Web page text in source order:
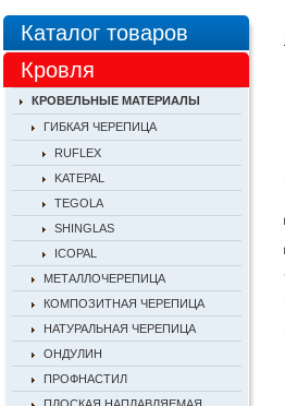
Каталог товаров
Кровля
КРОВЕЛЬНЫЕ МАТЕРИАЛЫ
ГИБКАЯ ЧЕРЕПИЦА
RUFLEX
KATEPAL
TEGOLA
SHINGLAS
ICOPAL
МЕТАЛЛОЧЕРЕПИЦА
КОМПОЗИТНАЯ ЧЕРЕПИЦА
НАТУРАЛЬНАЯ ЧЕРЕПИЦА
ОНДУЛИН
ПРОФНАСТИЛ